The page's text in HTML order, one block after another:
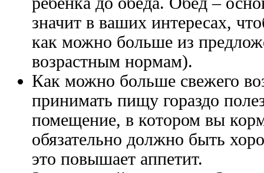
значит в ваших интересах,
как можно больше из
возрастным нормам).
Как можно больше свежего
принимать пищу гораздо
помещение, в котором вы
обязательно должно быть
это повышает аппетит.